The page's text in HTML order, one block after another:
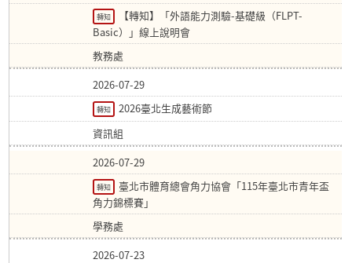
轉知
【轉知】「外語能力測驗-基礎級（FLPT-
Basic）」線上說明會
教務處
2026-07-29
轉知
2026臺北生成藝術節
資訊組
2026-07-29
轉知
臺北市體育總會角力協會「115年臺北市青年盃
角力錦標賽」
學務處
2026-07-23